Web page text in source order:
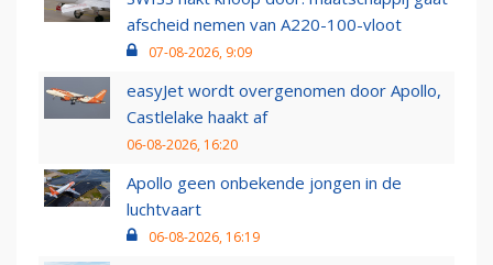
afscheid nemen van A220-100-vloot
07-08-2026, 9:09
easyJet wordt overgenomen door Apollo,
Castlelake haakt af
06-08-2026, 16:20
Apollo geen onbekende jongen in de
luchtvaart
06-08-2026, 16:19